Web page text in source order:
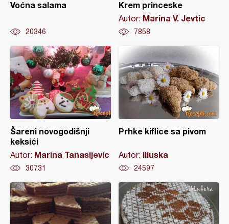
Voćna salama
20346
Krem princeske
Autor: Marina V. Jevtic
7858
Šareni novogodišnji
keksići
Autor: Marina Tanasijevic
30731
Prhke kiflice sa pivom
Autor: liluska
24597